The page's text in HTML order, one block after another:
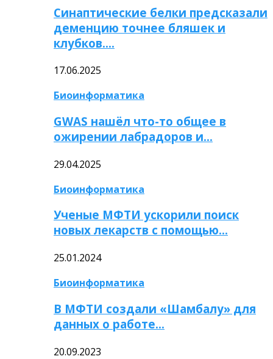
Синаптические белки предсказали
деменцию точнее бляшек и
клубков….
17.06.2025
Биоинформатика
GWAS нашёл что-то общее в
ожирении лабрадоров и…
29.04.2025
Биоинформатика
Ученые МФТИ ускорили поиск
новых лекарств с помощью…
25.01.2024
Биоинформатика
В МФТИ создали «Шамбалу» для
данных о работе…
20.09.2023